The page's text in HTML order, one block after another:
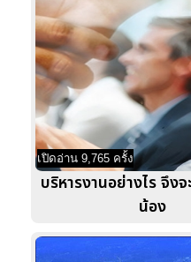
เปิดอ่าน 9,765 ครั้ง
บริหารงานอย่างไร จึง
น้อง